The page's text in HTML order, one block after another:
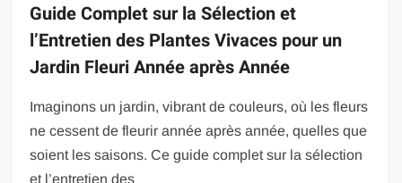
Guide Complet sur la Sélection et
l’Entretien des Plantes Vivaces pour un
Jardin Fleuri Année après Année
Imaginons un jardin, vibrant de couleurs, où les fleurs
ne cessent de fleurir année après année, quelles que
soient les saisons. Ce guide complet sur la sélection
et l’entretien des